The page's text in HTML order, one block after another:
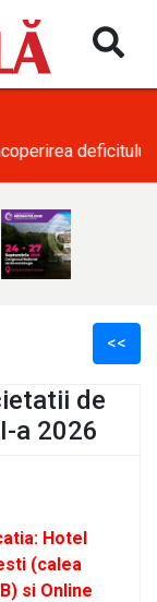
<<
de
a 2026
Hotel
(calea
si Online